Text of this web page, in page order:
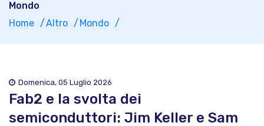
Mondo
Home
Altro Mondo
Domenica, 05 Luglio 2026
Fab2 e la svolta dei
semiconduttori: Jim Keller e Sam